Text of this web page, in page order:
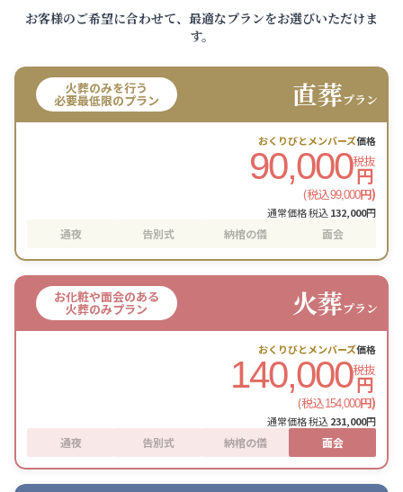
お客様のご希望に合わせて、最適なプランをお選びいただけま
す。
火葬のみを行う
必要最低限のプラン 直葬プラン
おくりびとメンバーズ価格
90,000税抜
円
(税込99,000円)
通常価格 税込132,000円
通夜 告別式 納棺の儀 面会
お化粧や面会のある
火葬のみプラン 火葬プラン
おくりびとメンバーズ価格
140,000税抜
円
(税込154,000円)
通常価格 税込231,000円
通夜 告別式 納棺の儀 面会